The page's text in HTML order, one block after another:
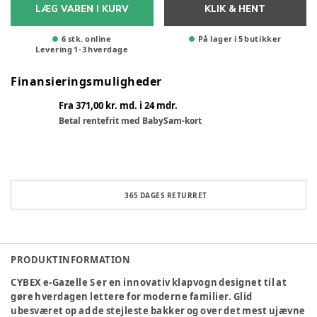
LÆG VAREN I KURV
6 stk. online
Levering 1-3hverdage
KLIK & HENT
På lager i 5 butikker
Finansieringsmuligheder
Fra 371,00 kr. md. i 24 mdr.
Betal rentefrit med BabySam-kort
365 DAGES RETURRET
PRODUKTINFORMATION
CYBEX e-Gazelle Ser en innovativ klapvogn designet til at
gøre hverdagen lettere for moderne familier. Glid
ubesværet op ad de stejleste bakker og over det mest ujævne